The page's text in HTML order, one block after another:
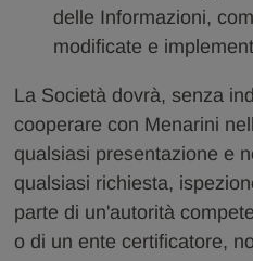
delle Informazioni,
modificate e
La Società dovrà, senza
cooperare con Menarini
qualsiasi presentazione e
qualsiasi richiesta,
parte di un'autorità
o di un ente certificatore,